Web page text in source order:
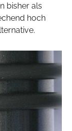
bisher als
hoch